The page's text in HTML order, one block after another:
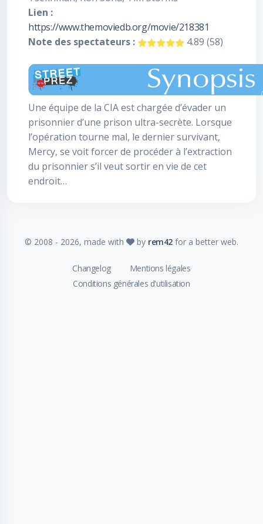
Lien :
https://www.themoviedb.org/movie/218381
Note des spectateurs :
4.89 (58)
Une équipe de la CIA est chargée d’évader un
prisonnier d’une prison ultra-secrète. Lorsque
l’opération tourne mal, le dernier survivant,
Mercy, se voit forcer de procéder à l’extraction
du prisonnier s’il veut sortir en vie de cet
endroit…
© 2008 - 2026, made with by rem42 for a better web.
Changelog
Mentions légales
Conditions générales d'utilisation